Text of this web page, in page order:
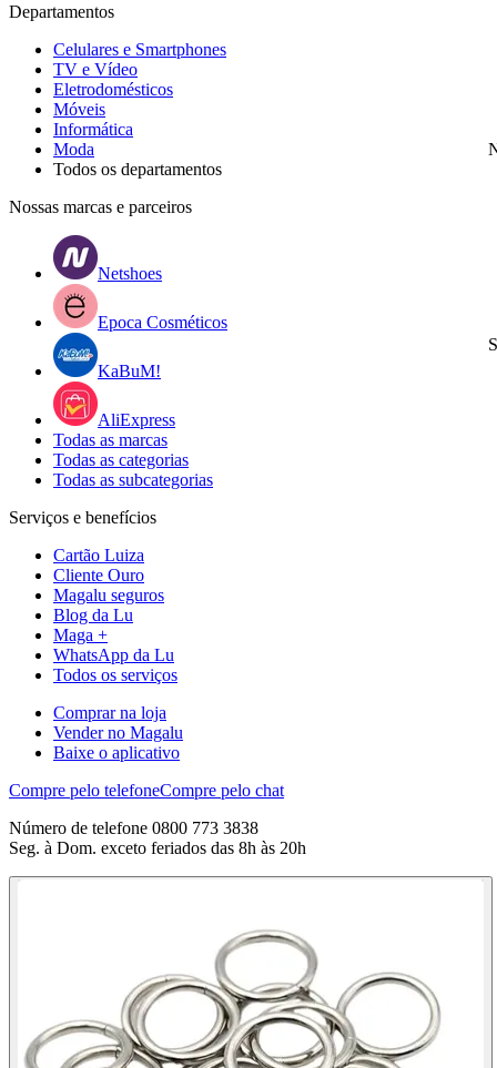
Departamentos
Celulares e Smartphones
TV e Vídeo
Eletrodomésticos
Móveis
Informática
Moda
Todos os departamentos
Nossas marcas e parceiros
Netshoes
Epoca Cosméticos
KaBuM!
AliExpress
Todas as marcas
Todas as categorias
Todas as subcategorias
Serviços e benefícios
Cartão Luiza
Cliente Ouro
Magalu seguros
Blog da Lu
Maga +
WhatsApp da Lu
Todos os serviços
Comprar na loja
Vender no Magalu
Baixe o aplicativo
Compre pelo telefoneCompre pelo chat
Número de telefone 0800 773 3838
Seg. à Dom. exceto feriados das 8h às 20h